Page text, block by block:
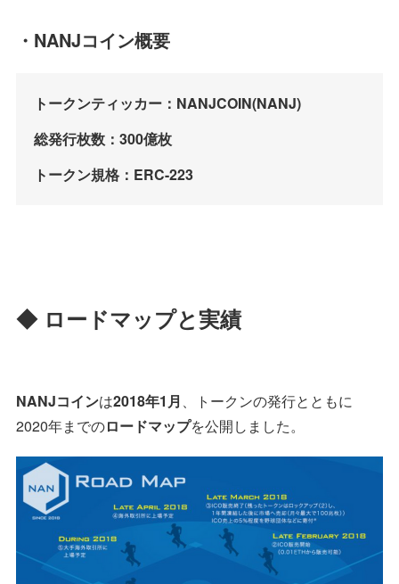
・NANJコイン概要
トークンティッカー：NANJCOIN(NANJ)
総発行枚数：300億枚
トークン規格：ERC-223
◆ ロードマップと実績
NANJコインは2018年1月 、トークンの発行とともに
2020年までのロードマップを公開しました。